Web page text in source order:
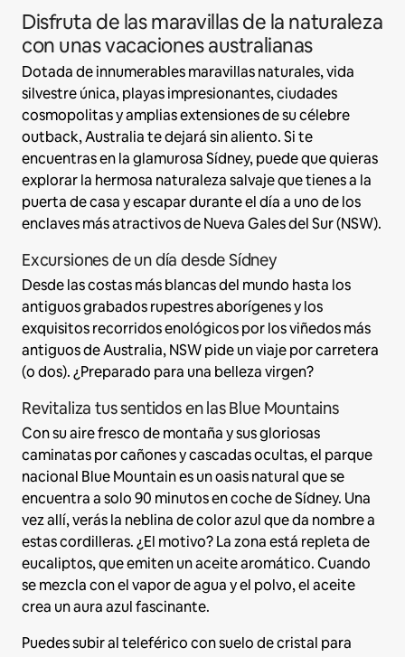
Disfruta de las maravillas de la naturaleza
con unas vacaciones australianas
Dotada de innumerables maravillas naturales, vida
silvestre única, playas impresionantes, ciudades
cosmopolitas y amplias extensiones de su célebre
outback, Australia te dejará sin aliento. Si te
encuentras en la glamurosa Sídney, puede que quieras
explorar la hermosa naturaleza salvaje que tienes a la
puerta de casa y escapar durante el día a uno de los
enclaves más atractivos de Nueva Gales del Sur (NSW).
Excursiones de un día desde Sídney
Desde las costas más blancas del mundo hasta los
antiguos grabados rupestres aborígenes y los
exquisitos recorridos enológicos por los viñedos más
antiguos de Australia, NSW pide un viaje por carretera
(o dos). ¿Preparado para una belleza virgen?
Revitaliza tus sentidos en las Blue Mountains
Con su aire fresco de montaña y sus gloriosas
caminatas por cañones y cascadas ocultas, el parque
nacional Blue Mountain es un oasis natural que se
encuentra a solo 90 minutos en coche de Sídney. Una
vez allí, verás la neblina de color azul que da nombre a
estas cordilleras. ¿El motivo? La zona está repleta de
eucaliptos, que emiten un aceite aromático. Cuando
se mezcla con el vapor de agua y el polvo, el aceite
crea un aura azul fascinante.
Puedes subir al teleférico con suelo de cristal para